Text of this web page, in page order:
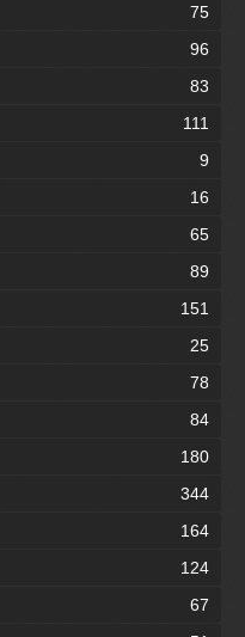
75
96
83
111
9
16
65
89
151
25
78
84
180
344
164
124
67